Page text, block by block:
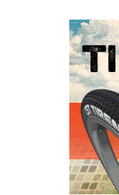
Previous